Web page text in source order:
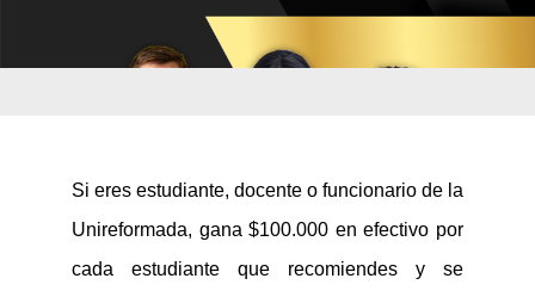
Si eres estudiante, docente o funcionario de la
Unireformada, gana $100.000 en efectivo por
cada estudiante que recomiendes y se